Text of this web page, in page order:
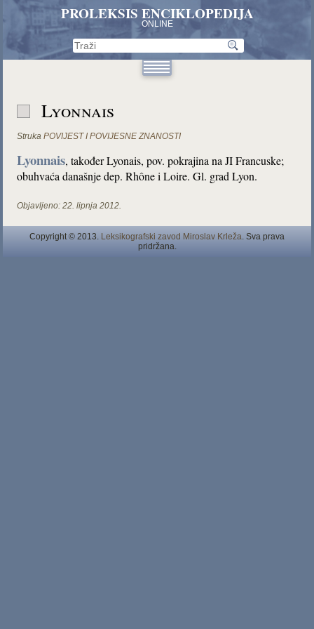
PROLEKSIS ENCIKLOPEDIJA
ONLINE
Lyonnais
Struka POVIJEST I POVIJESNE ZNANOSTI
Lyonnais, također Lyonais, pov. pokrajina na JI Francuske;
obuhvaća današnje dep. Rhône i Loire. Gl. grad Lyon.
Objavljeno: 22. lipnja 2012.
Copyright © 2013. Leksikografski zavod Miroslav Krleža. Sva prava
pridržana.